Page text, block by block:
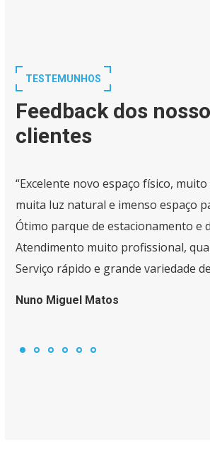
TESTEMUNHOS
Feedback dos
clientes
“Excelente novo espaço físico,
muita luz natural e imenso espaço
Ótimo parque de estacionamento e
Atendimento muito profissional,
Serviço rápido e grande variedade
Nuno Miguel Matos